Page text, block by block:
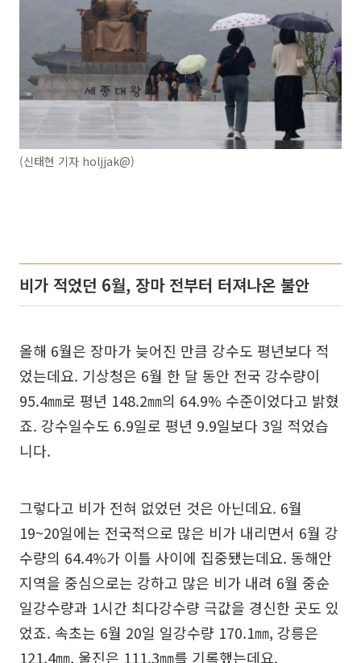
(신태현 기자 holjjak@)
비가 적었던 6월, 장마 전부터 터져나온 불안
올해 6월은 장마가 늦어진 만큼 강수도 평년보다 적
었는데요. 기상청은 6월 한 달 동안 전국 강수량이
95.4㎜로 평년 148.2㎜의 64.9% 수준이었다고 밝혔
죠. 강수일수도 6.9일로 평년 9.9일보다 3일 적었습
니다.
그렇다고 비가 전혀 없었던 것은 아닌데요. 6월
19~20일에는 전국적으로 많은 비가 내리면서 6월 강
수량의 64.4%가 이틀 사이에 집중됐는데요. 동해안
지역을 중심으로는 강하고 많은 비가 내려 6월 중순
일강수량과 1시간 최다강수량 극값을 경신한 곳도 있
었죠. 속초는 6월 20일 일강수량 170.1㎜, 강릉은
121.4㎜, 울진은 111.3㎜를 기록했는데요.